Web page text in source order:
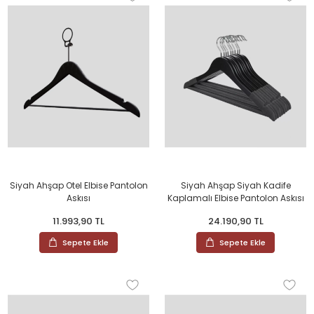
Siyah Ahşap Otel Elbise Pantolon
Askısı
11.993,90 TL
Sepete Ekle
Siyah Ahşap Siyah Kadife
Kaplamalı Elbise Pantolon Askısı
24.190,90 TL
Sepete Ekle